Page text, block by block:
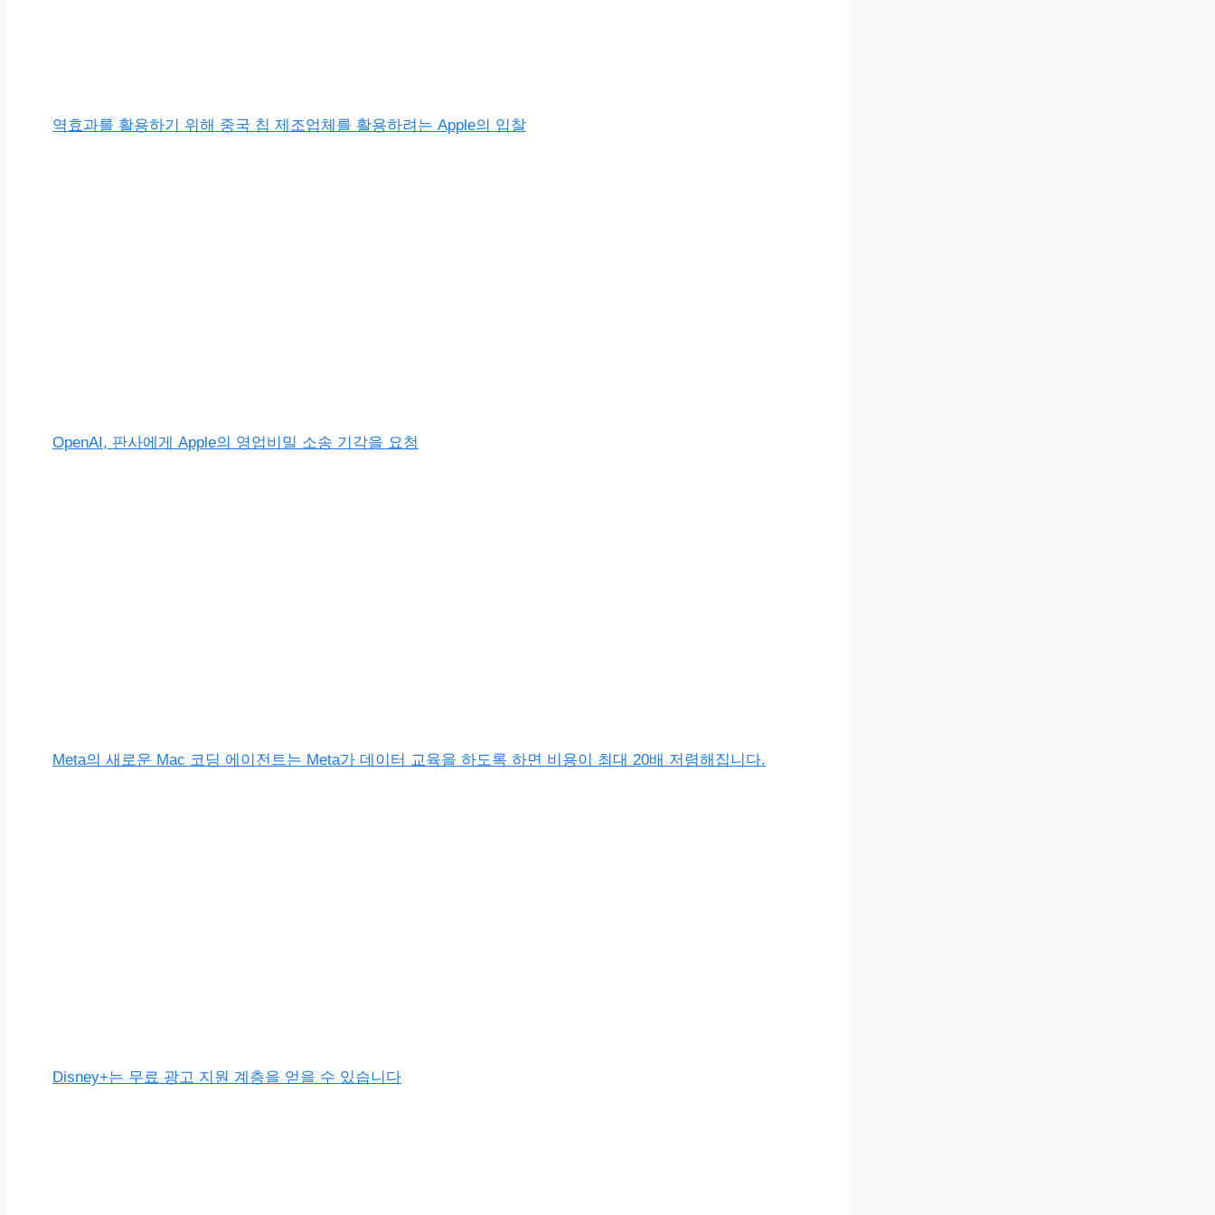
역효과를 활용하기 위해 중국 칩 제조업체를 활용하려는 Apple의 입찰
OpenAI, 판사에게 Apple의 영업비밀 소송 기각을 요청
Meta의 새로운 Mac 코딩 에이전트는 Meta가 데이터 교육을 하도록 하면 비용이 최대 20배 저렴해집니다.
Disney+는 무료 광고 지원 계층을 얻을 수 있습니다